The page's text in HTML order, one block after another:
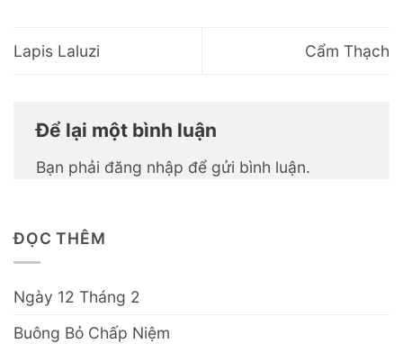
Lapis Laluzi Cẩm Thạch
Để lại một bình luận
Bạn phải đăng nhập để gửi bình luận.
ĐỌC THÊM
Ngày 12 Tháng 2
Buông Bỏ Chấp Niệm